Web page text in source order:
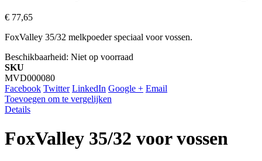
€ 77,65
FoxValley 35/32 melkpoeder speciaal voor vossen.
Beschikbaarheid: Niet op voorraad
SKU
MVD000080
Facebook Twitter LinkedIn Google + Email
Toevoegen om te vergelijken
Details
FoxValley 35/32 voor vossen